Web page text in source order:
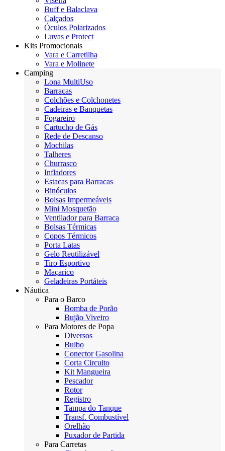
Buff e Balaclava
Calçados
Óculos Polarizados
Luvas e Protect
Kits Promocionais
Vara e Carretilha
Vara e Molinete
Camping
Lona MultiUso
Barracas
Colchões e Colchonetes
Cadeiras e Banquetas
Fogareiro
Cartucho de Gás
Rede de Descanso
Mochilas
Talheres
Churrasco
Infladores
Estacas para Barracas
Binóculos
Bolsas Impermeáveis
Mini Mosquetão
Ventilador para Barraca
Bolsas Térmicas
Copos Térmicos
Porta Latas
Gelo Reutilizável
Tiro Esportivo
Maçarico
Geladeiras Portáteis
Náutica
Para o Barco
Bomba de Porão
Bujão Viveiro
Para Motores de Popa
Diversos
Bulbo
Conector Gasolina
Corta Circuito
Kit Mangueira
Pescador
Rotor
Registro
Tampa do Tanque
Transf. Combustível
Orelhão
Puxador de Partida
Para Carretas